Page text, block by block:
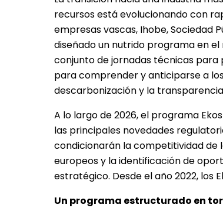
recursos está evolucionando con
empresas vascas, Ihobe, Sociedad
diseñado un nutrido programa en el
conjunto de jornadas técnicas para
para comprender y anticiparse a
descarbonización y la
A lo largo de 2026, el programa
las principales novedades
condicionarán la competitividad de
europeos y la identificación de
estratégico. Desde el año 2022, los
Un programa estructurado en